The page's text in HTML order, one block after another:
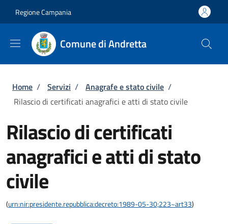
Regione Campania
Comune di Andretta
Briciole di pane
Home / Servizi / Anagrafe e stato civile /
Rilascio di certificati anagrafici e atti di stato civile
Rilascio di certificati
anagrafici e atti di stato
civile
(urn:nir:presidente.repubblica:decreto:1989-05-30;223~art33)